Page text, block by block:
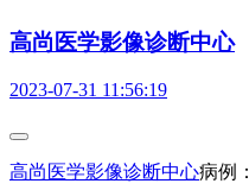
高尚医学影像诊断中心
2023-07-31 11:56:19
高尚医学影像诊断中心病例：